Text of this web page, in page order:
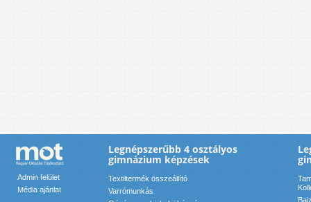
Admin felület
Média ajánlat
Legnépszerűbb 4 osztályos
gimnázium képzések
Textiltermék összeállító
Varrómunkás